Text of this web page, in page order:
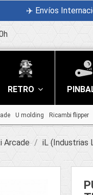
✈️ Envíos
RETRO
U molding Ricambi flipper
Arcade iL (Industrias